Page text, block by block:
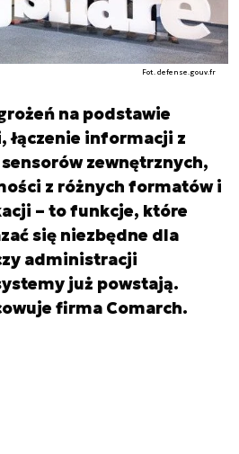
Fot. defense.gouv.fr
na podstawie
łączenie informacji z
zewnętrznych,
z różnych formatów i
– to funkcje, które
się niezbędne dla
administracji
już powstają.
firma Comarch.